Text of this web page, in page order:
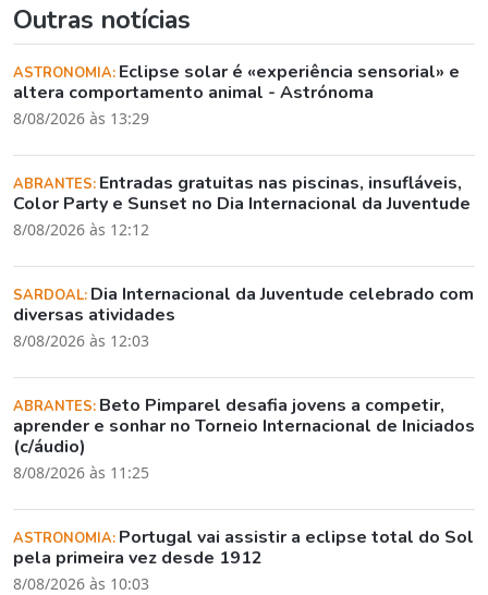
Outras notícias
ASTRONOMIA: Eclipse solar é «experiência sensorial» e
altera comportamento animal - Astrónoma
8/08/2026 às 13:29
ABRANTES: Entradas gratuitas nas piscinas, insufláveis,
Color Party e Sunset no Dia Internacional da Juventude
8/08/2026 às 12:12
SARDOAL: Dia Internacional da Juventude celebrado com
diversas atividades
8/08/2026 às 12:03
ABRANTES: Beto Pimparel desafia jovens a competir,
aprender e sonhar no Torneio Internacional de Iniciados
(c/áudio)
8/08/2026 às 11:25
ASTRONOMIA: Portugal vai assistir a eclipse total do Sol
pela primeira vez desde 1912
8/08/2026 às 10:03